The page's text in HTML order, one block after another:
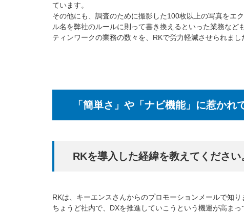
ています。
その他にも、調査のために撮影した100枚以上の写真をエ
ル名を弊社のルールに則って書き換えるといった業務な
ティンワークの業務の数々を、RKで労力軽減させられまし
「簡単さ」や「ナビ機能」に惹かれ
RKを導入した経緯を教えてください
RKは、キーエンスさんからのプロモーションメールで知り
ちょうど社内で、DXを推進していこうという機運が高ま